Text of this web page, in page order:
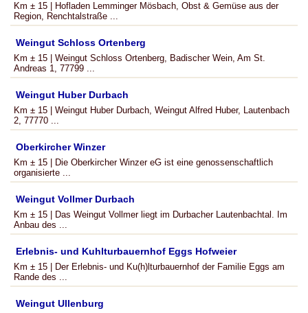
Km ± 15 | Hofladen Lemminger Mösbach, Obst & Gemüse aus der
Region, Renchtalstraße ...
Weingut Schloss Ortenberg
Km ± 15 | Weingut Schloss Ortenberg, Badischer Wein, Am St.
Andreas 1, 77799 ...
Weingut Huber Durbach
Km ± 15 | Weingut Huber Durbach, Weingut Alfred Huber, Lautenbach
2, 77770 ...
Oberkircher Winzer
Km ± 15 | Die Oberkircher Winzer eG ist eine genossenschaftlich
organisierte ...
Weingut Vollmer Durbach
Km ± 15 | Das Weingut Vollmer liegt im Durbacher Lautenbachtal. Im
Anbau des ...
Erlebnis- und Kuhlturbauernhof Eggs Hofweier
Km ± 15 | Der Erlebnis- und Ku(h)lturbauernhof der Familie Eggs am
Rande des ...
Weingut Ullenburg